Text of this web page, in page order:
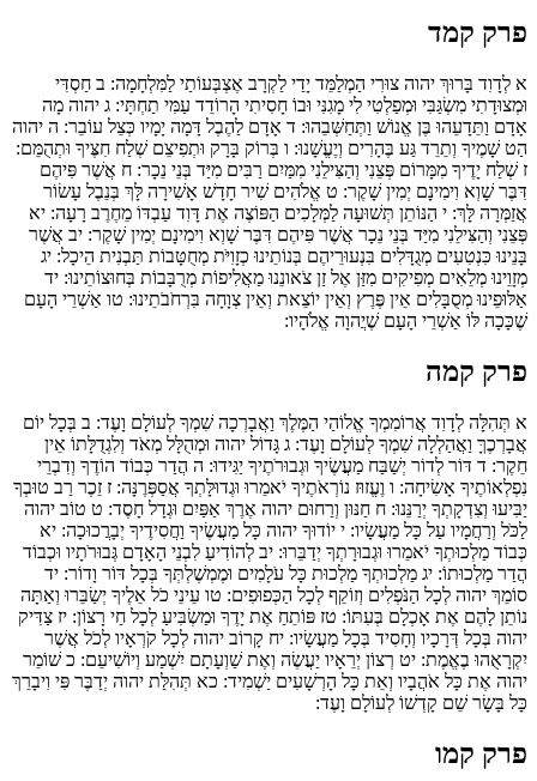
פרק קמד
א לְדָוִד בָּרוּךְ יהוה צוּרִי הַמְלַמֵּד יָדַי לַקְרָב אֶצְבְּעוֹתַי לַמִּלְחָמָה: ב חַסְדִּי
וּמְצוּדָתִי מִשְׂגַּבִּי וּמְפַלְטִי לִי מָגִנִּי וּבוֹ חָסִיתִי הָרוֹדֵד עַמִּי תַחְתָּי: ג יהוה מָה
אָדָם וַתֵּדָעֵהוּ בֶּן אֱנוֹשׁ וַתְּחַשְּׁבֵהוּ: ד אָדָם לַהֶבֶל דָּמָה יָמָיו כְּצֵל עוֹבֵר: ה יהוה
הַט שָׁמֶיךָ וְתֵרֵד גַּע בֶּהָרִים וְיֶעֱשָׁנוּ: ו בְּרוֹק בָּרָק וּתְפִיצֵם שְׁלַח חִצֶּיךָ וּתְהֻמֵּם:
ז שְׁלַח יָדֶיךָ מִמָּרוֹם פְּצֵנִי וְהַצִּילֵנִי מִמַּיִם רַבִּים מִיַּד בְּנֵי נֵכָר: ח אֲשֶׁר פִּיהֶם
דִּבֶּר שָׁוְא וִימִינָם יְמִין שָׁקֶר: ט אֱלֹהִים שִׁיר חָדָשׁ אָשִׁירָה לָּךְ בְּנֵבֶל עָשׂוֹר
אֲזַמְּרָה לָּךְ: י הַנּוֹתֵן תְּשׁוּעָה לַמְּלָכִים הַפּוֹצֶה אֶת דָּוִד עַבְדּוֹ מֵחֶרֶב רָעָה: יא
פְּצֵנִי וְהַצִּילֵנִי מִיַּד בְּנֵי נֵכָר אֲשֶׁר פִּיהֶם דִּבֶּר שָׁוְא וִימִינָם יְמִין שָׁקֶר: יב אֲשֶׁר
בָּנֵינוּ כִּנְטִעִים מְגֻדָּלִים בִּנְעוּרֵיהֶם בְּנוֹתֵינוּ כְזָוִיֹּת מְחֻטָּבוֹת תַּבְנִית הֵיכָל: יג
מְזָוֵינוּ מְלֵאִים מְפִיקִים מִזַּן אֶל זַן צֹאונֵנוּ מַאֲלִיפוֹת מְרֻבָּבוֹת בְּחוּצוֹתֵינוּ: יד
אַלּוּפֵינוּ מְסֻבָּלִים אֵין פֶּרֶץ וְאֵין יוֹצֵאת וְאֵין צְוָחָה בִּרְחֹבֹתֵינוּ: טו אַשְׁרֵי הָעָם
שֶׁכָּכָה לּוֹ אַשְׁרֵי הָעָם שֶׁיֲהוָה אֱלֹהָיו:
פרק קמה
א תְּהִלָּה לְדָוִד אֲרוֹמִמְךָ אֱלוֹהַי הַמֶּלֶךְ וַאֲבָרְכָה שִׁמְךָ לְעוֹלָם וָעֶד: ב בְּכָל יוֹם
אֲבָרְכֶךָּ וַאֲהַלְלָה שִׁמְךָ לְעוֹלָם וָעֶד: ג גָּדוֹל יהוה וּמְהֻלָּל מְאֹד וְלִגְדֻלָּתוֹ אֵין
חֵקֶר: ד דּוֹר לְדוֹר יְשַׁבַּח מַעֲשֶׂיךָ וּגְבוּרֹתֶיךָ יַגִּידוּ: ה הֲדַר כְּבוֹד הוֹדֶךָ וְדִבְרֵי
נִפְלְאוֹתֶיךָ אָשִׂיחָה: ו וֶעֱזוּז נוֹרְאֹתֶיךָ יֹאמֵרוּ וּגְדוּלָּתְךָ אֲסַפְּרֶנָּה: ז זֵכֶר רַב טוּבְךָ
יַבִּיעוּ וְצִדְקָתְךָ יְרַנֵּנוּ: ח חַנּוּן וְרַחוּם יהוה אֶרֶךְ אַפַּיִם וּגְדָל חָסֶד: ט טוֹב יהוה
לַכֹּל וְרַחֲמָיו עַל כָּל מַעֲשָׂיו: י יוֹדוּךָ יהוה כָּל מַעֲשֶׂיךָ וַחֲסִידֶיךָ יְבָרֲכוּכָה: יא
כְּבוֹד מַלְכוּתְךָ יֹאמֵרוּ וּגְבוּרָתְךָ יְדַבֵּרוּ: יב לְהוֹדִיעַ לִבְנֵי הָאָדָם גְּבוּרֹתָיו וּכְבוֹד
הֲדַר מַלְכוּתוֹ: יג מַלְכוּתְךָ מַלְכוּת כָּל עֹלָמִים וּמֶמְשֶׁלְתְּךָ בְּכָל דּוֹר וָדוֹר: יד
סוֹמֵךְ יהוה לְכָל הַנֹּפְלִים וְזוֹקֵף לְכָל הַכְּפוּפִים: טו עֵינֵי כֹל אֵלֶיךָ יְשַׂבֵּרוּ וְאַתָּה
נוֹתֵן לָהֶם אֶת אָכְלָם בְּעִתּוֹ: טז פּוֹתֵחַ אֶת יָדֶךָ וּמַשְׂבִּיעַ לְכָל חַי רָצוֹן: יז צַדִּיק
יהוה בְּכָל דְּרָכָיו וְחָסִיד בְּכָל מַעֲשָׂיו: יח קָרוֹב יהוה לְכָל קֹרְאָיו לְכֹל אֲשֶׁר
יִקְרָאֻהוּ בֶאֱמֶת: יט רְצוֹן יְרֵאָיו יַעֲשֶׂה וְאֶת שַׁוְעָתָם יִשְׁמַע וְיוֹשִׁיעֵם: כ שׁוֹמֵר
יהוה אֶת כָּל אֹהֲבָיו וְאֵת כָּל הָרְשָׁעִים יַשְׁמִיד: כא תְּהִלַּת יהוה יְדַבֶּר פִּי וִיבָרֵךְ
כָּל בָּשָׂר שֵׁם קָדְשׁוֹ לְעוֹלָם וָעֶד:
פרק קמו